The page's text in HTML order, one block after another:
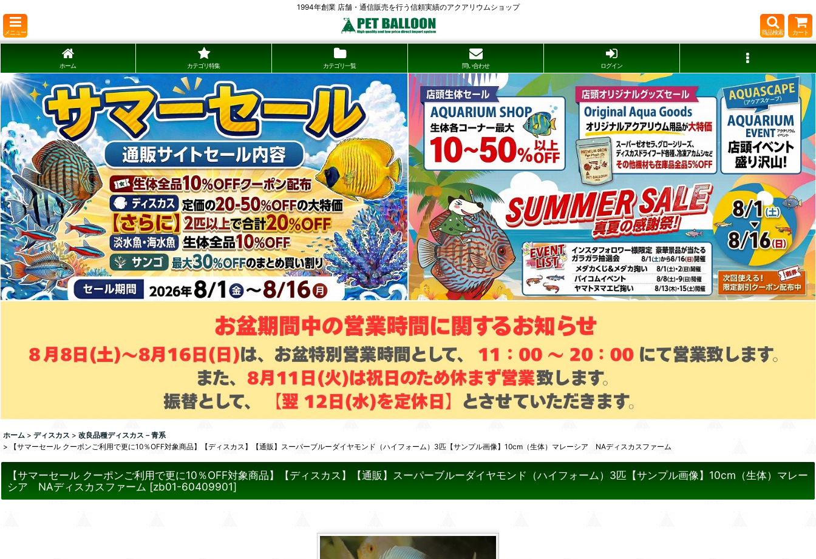
1994年創業 店舗・通信販売を行う信頼実績のアクアリウムショップ
メニュー 商品検索 カート
ホーム カテゴリ特集 カテゴリ一覧 問い合わせ ログイン
ホーム > ディスカス > 改良品種ディスカス－青系
>
【サマーセール クーポンご利用で更に10％OFF対象商品】【ディスカス】【通販】スーパーブルーダイヤモンド（ハイフォーム）3匹【サンプル画像】10cm（生体）マレーシア NAディスカスファーム
【サマーセール クーポンご利用で更に10％OFF対象商品】【ディスカス】【通販】スーパーブルーダイヤモンド（ハイフォーム）3匹【サンプル画像】10cm（生体）マレー
シア NAディスカスファーム [zb01-60409901]